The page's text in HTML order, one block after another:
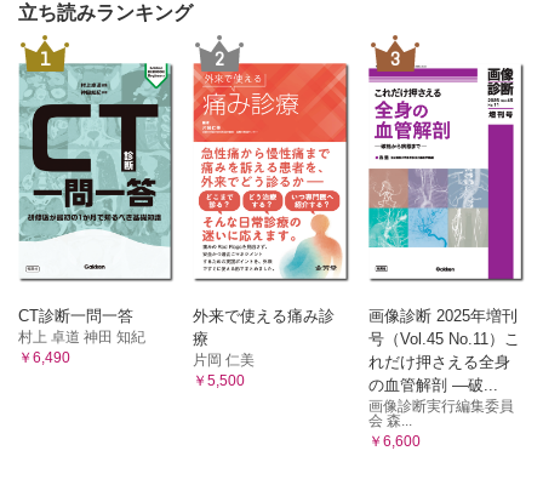
立ち読みランキング
1
CT診断一問一答
村上 卓道 神田 知紀
￥6,490
2
外来で使える痛み診
療
片岡 仁美
￥5,500
3
画像診断 2025年増刊
号（Vol.45 No.11）こ
れだけ押さえる全身
の血管解剖 ―破...
画像診断実行編集委員
会 森...
￥6,600